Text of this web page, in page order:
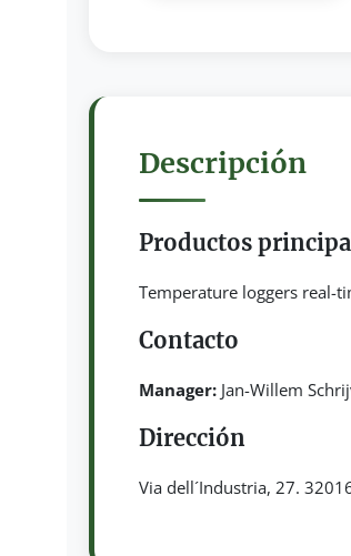
Descripción
Productos
Temperature loggers real-
Contacto
Manager: Jan-Willem
Dirección
Via dell´Industria, 27.